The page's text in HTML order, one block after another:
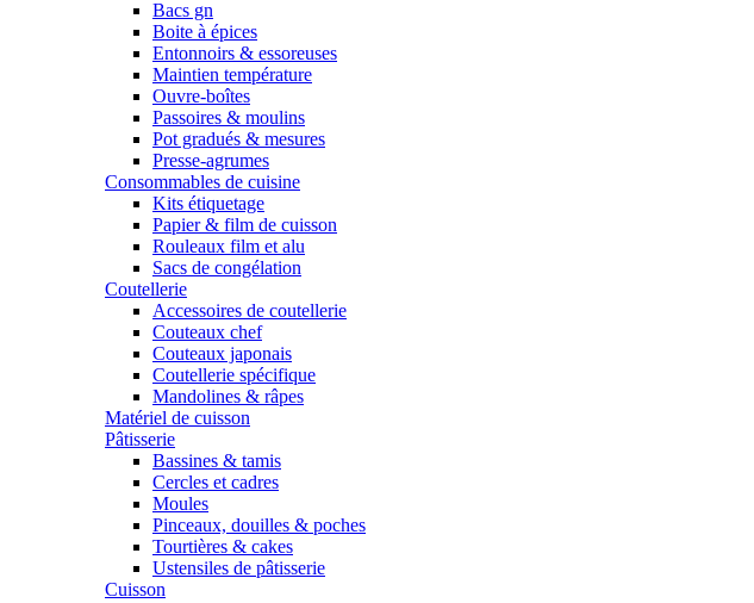
Bacs gn
Boite à épices
Entonnoirs & essoreuses
Maintien température
Ouvre-boîtes
Passoires & moulins
Pot gradués & mesures
Presse-agrumes
Consommables de cuisine
Kits étiquetage
Papier & film de cuisson
Rouleaux film et alu
Sacs de congélation
Coutellerie
Accessoires de coutellerie
Couteaux chef
Couteaux japonais
Coutellerie spécifique
Mandolines & râpes
Matériel de cuisson
Pâtisserie
Bassines & tamis
Cercles et cadres
Moules
Pinceaux, douilles & poches
Tourtières & cakes
Ustensiles de pâtisserie
Cuisson